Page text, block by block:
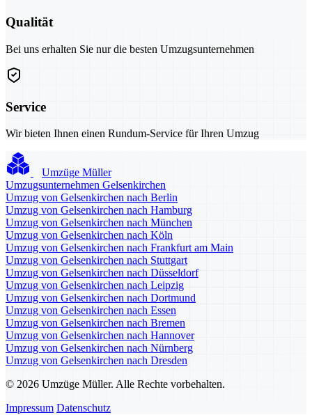
Qualität
Bei uns erhalten Sie nur die besten Umzugsunternehmen
Service
Wir bieten Ihnen einen Rundum-Service für Ihren Umzug
Umzüge Müller
Umzugsunternehmen Gelsenkirchen
Umzug von Gelsenkirchen nach Berlin
Umzug von Gelsenkirchen nach Hamburg
Umzug von Gelsenkirchen nach München
Umzug von Gelsenkirchen nach Köln
Umzug von Gelsenkirchen nach Frankfurt am Main
Umzug von Gelsenkirchen nach Stuttgart
Umzug von Gelsenkirchen nach Düsseldorf
Umzug von Gelsenkirchen nach Leipzig
Umzug von Gelsenkirchen nach Dortmund
Umzug von Gelsenkirchen nach Essen
Umzug von Gelsenkirchen nach Bremen
Umzug von Gelsenkirchen nach Hannover
Umzug von Gelsenkirchen nach Nürnberg
Umzug von Gelsenkirchen nach Dresden
© 2026 Umzüge Müller. Alle Rechte vorbehalten.
Impressum Datenschutz